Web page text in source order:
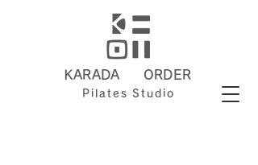
​KARADA ORDER
PilatesStudio​​